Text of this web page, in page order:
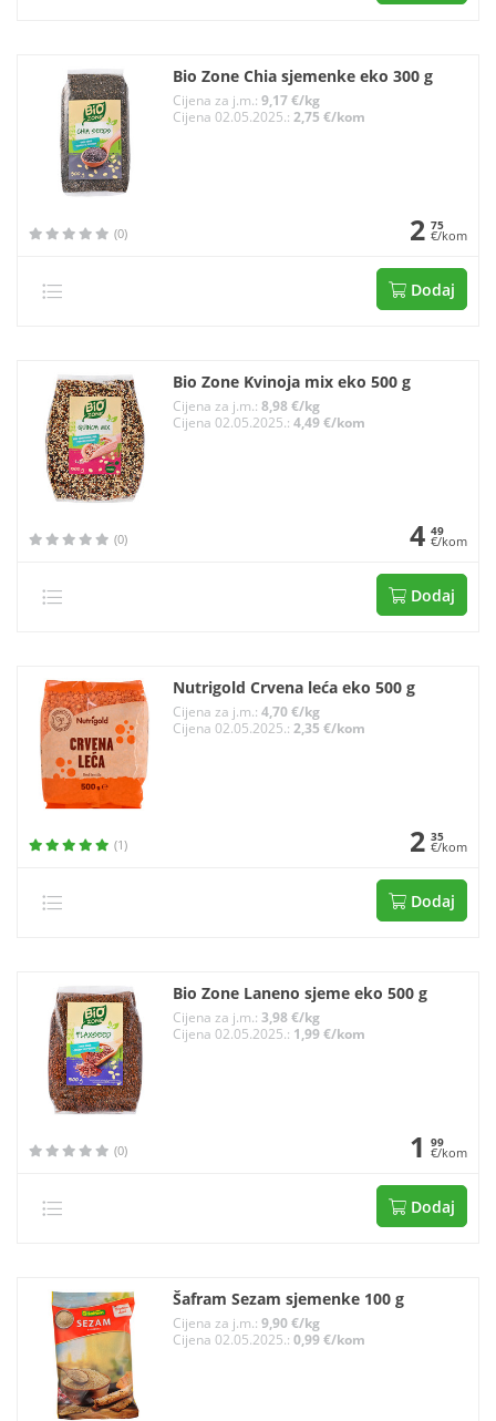
Bio Zone Chia sjemenke eko 300 g
Cijena za j.m.: 9,17 €/kg
Cijena 02.05.2025.: 2,75 €/kom
(0) 2 75
€/kom
Dodaj
Bio Zone Kvinoja mix eko 500 g
Cijena za j.m.: 8,98 €/kg
Cijena 02.05.2025.: 4,49 €/kom
(0) 4 49
€/kom
Dodaj
Nutrigold Crvena leća eko 500 g
Cijena za j.m.: 4,70 €/kg
Cijena 02.05.2025.: 2,35 €/kom
(1) 2 35
€/kom
Dodaj
Bio Zone Laneno sjeme eko 500 g
Cijena za j.m.: 3,98 €/kg
Cijena 02.05.2025.: 1,99 €/kom
(0) 1 99
€/kom
Dodaj
Šafram Sezam sjemenke 100 g
Cijena za j.m.: 9,90 €/kg
Cijena 02.05.2025.: 0,99 €/kom